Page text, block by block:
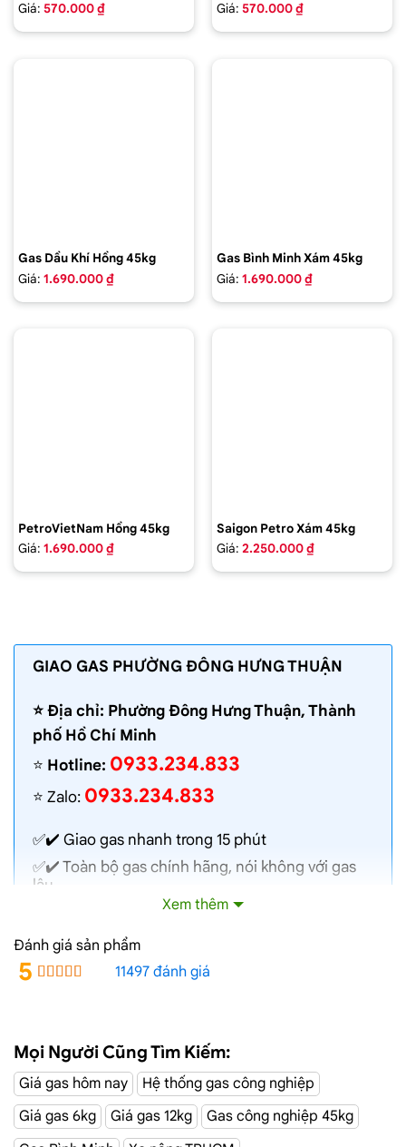
Giá: 570.000 ₫
Giá: 570.000 ₫
Gas Dầu Khí Hồng 45kg
Giá: 1.690.000 ₫
Gas Bình Minh Xám 45kg
Giá: 1.690.000 ₫
PetroVietNam Hồng 45kg
Giá: 1.690.000 ₫
Saigon Petro Xám 45kg
Giá: 2.250.000 ₫
GIAO GAS PHƯỜNG ĐÔNG HƯNG THUẬN
⭐️ Địa chỉ: Phường Đông Hưng Thuận, Thành
phố Hồ Chí Minh
⭐️ Hotline: 0933.234.833
⭐️ Zalo: 0933.234.833
✅✔️ Giao gas nhanh trong 15 phút
✅✔️ Toàn bộ gas chính hãng, nói không với gas
lậu
✅✔️ Gas đủ ký, chất lượng cao, bình gas được
✅✔️ Bán gas đúng giá niêm yết trên web
Giá gas cập nhật hàng ngày
Dịch Vụ Giao Gas Tận NơiPhường Đông
Hưng Thuận
CÔNG TY TNHH MỘT THÀNH VIÊN DẦU KHÍ TP.HCM
Xem thêm
Đánh giá sản phẩm
5 11497 đánh giá
Mọi Người Cũng Tìm Kiếm:
Giá gas hôm nay
Hệ thống gas công nghiệp
Giá gas 6kg
Giá gas 12kg
Gas công nghiệp 45kg